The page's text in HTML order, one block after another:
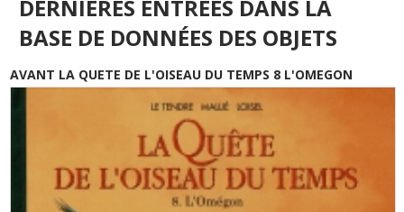
DERNIÈRES ENTRÉES DANS LA
BASE DE DONNÉES DES OBJETS
AVANT LA QUETE DE L'OISEAU DU TEMPS 8 L'OMEGON